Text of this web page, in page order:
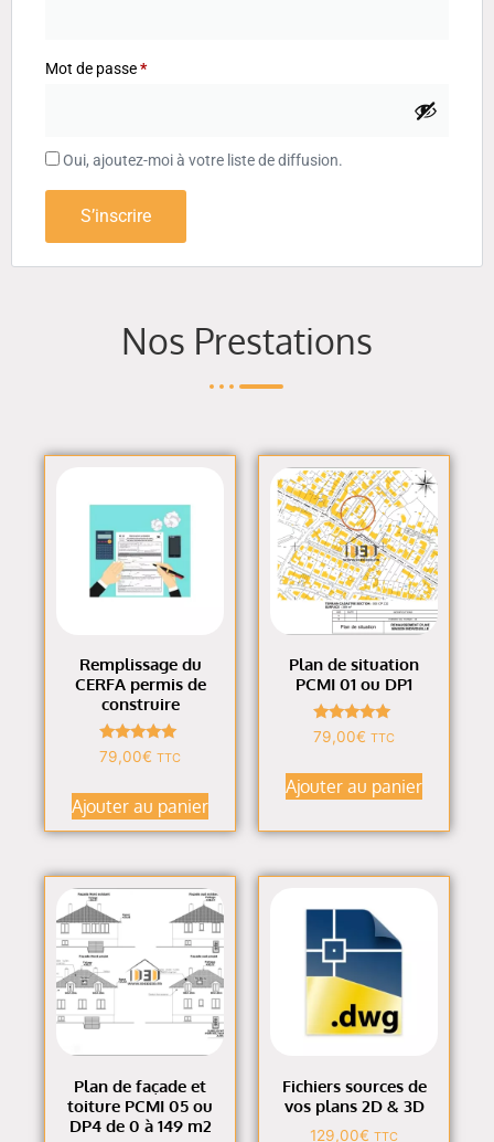
Mot de passe*
Oui, ajoutez-moi à votre liste de diffusion.
S’inscrire
Nos Prestations
Remplissage du
CERFA permis de
construire
Note
5.00
79,00€ TTC
Ajouter au panier
Plan de situation
PCMI 01 ou DP1
Note
4.86
79,00€ TTC
Ajouter au panier
Plan de façade et
toiture PCMI 05 ou
DP4 de 0 à 149 m2
Fichiers sources de
vos plans 2D & 3D
129,00€ TTC